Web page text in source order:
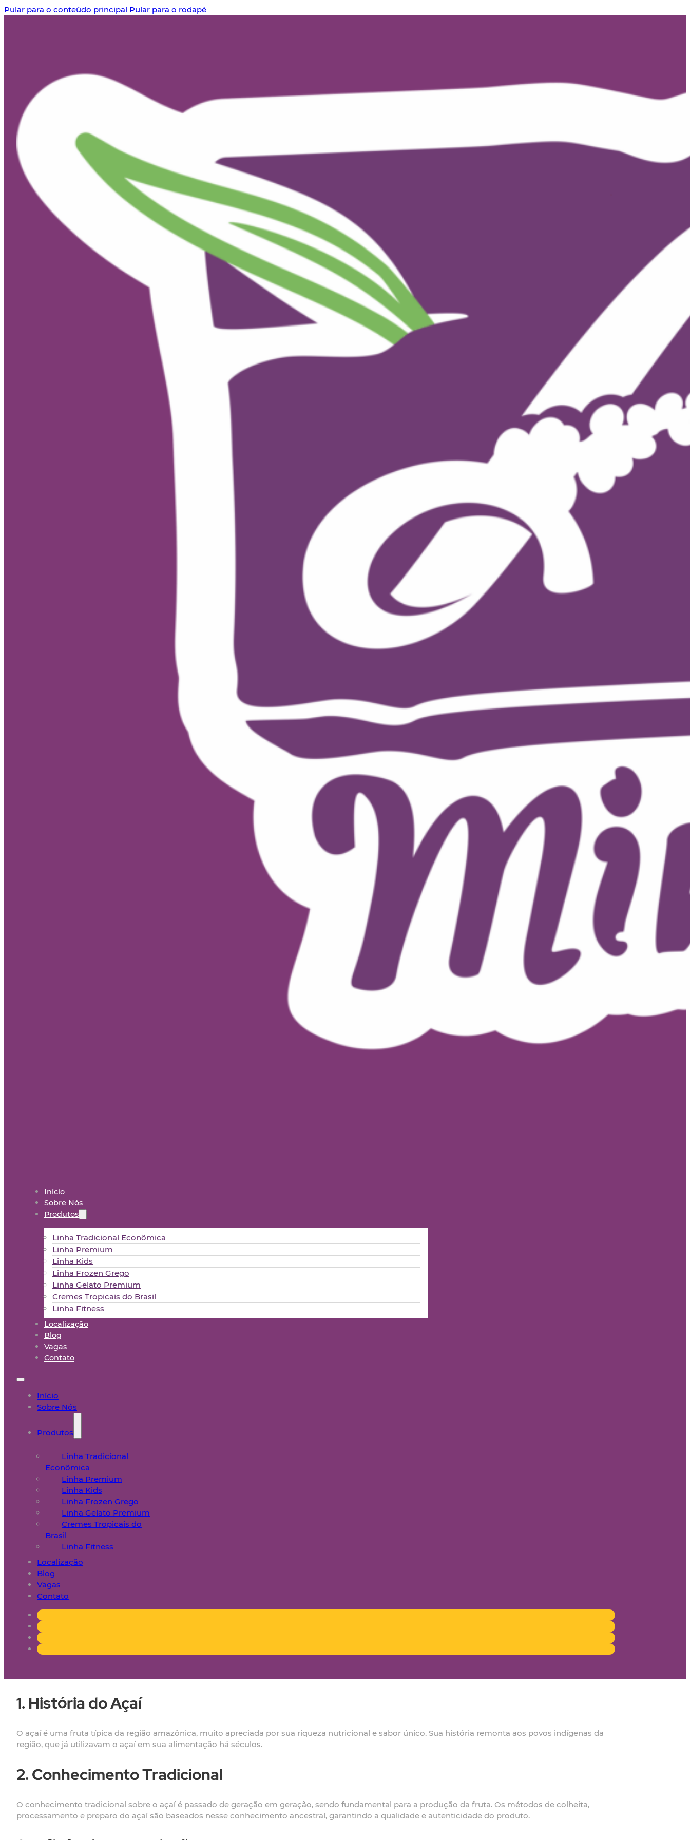
Pular para o conteúdo principal Pular para o rodapé
Início
Sobre Nós
Produtos
Linha Tradicional Econômica
Linha Premium
Linha Kids
Linha Frozen Grego
Linha Gelato Premium
Cremes Tropicais do Brasil
Linha Fitness
Localização
Blog
Vagas
Contato
Início
Sobre Nós
Produtos
Linha Tradicional
Econômica
Linha Premium
Linha Kids
Linha Frozen Grego
Linha Gelato Premium
Cremes Tropicais do
Brasil
Linha Fitness
Localização
Blog
Vagas
Contato
1. História do Açaí
O açaí é uma fruta típica da região amazônica, muito apreciada por sua riqueza nutricional e sabor único. Sua história remonta aos povos indígenas da
região, que já utilizavam o açaí em sua alimentação há séculos.
2. Conhecimento Tradicional
O conhecimento tradicional sobre o açaí é passado de geração em geração, sendo fundamental para a produção da fruta. Os métodos de colheita,
processamento e preparo do açaí são baseados nesse conhecimento ancestral, garantindo a qualidade e autenticidade do produto.